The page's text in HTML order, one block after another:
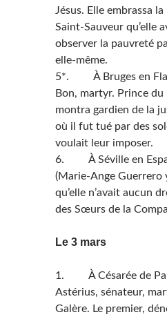
Jésus. Elle embrassa
Saint-Sauveur qu’elle
observer la pauvreté
elle-même.
5*. À Bruges en
Bon, martyr. Prince
montra gardien de la
où il fut tué par des
voulait leur imposer.
6. À Séville en
(Marie-Ange Guerrero
qu’elle n’avait aucun
des Sœurs de la
Le 3 mars
1. À Césarée de
Astérius, sénateur,
Galère. Le premier,